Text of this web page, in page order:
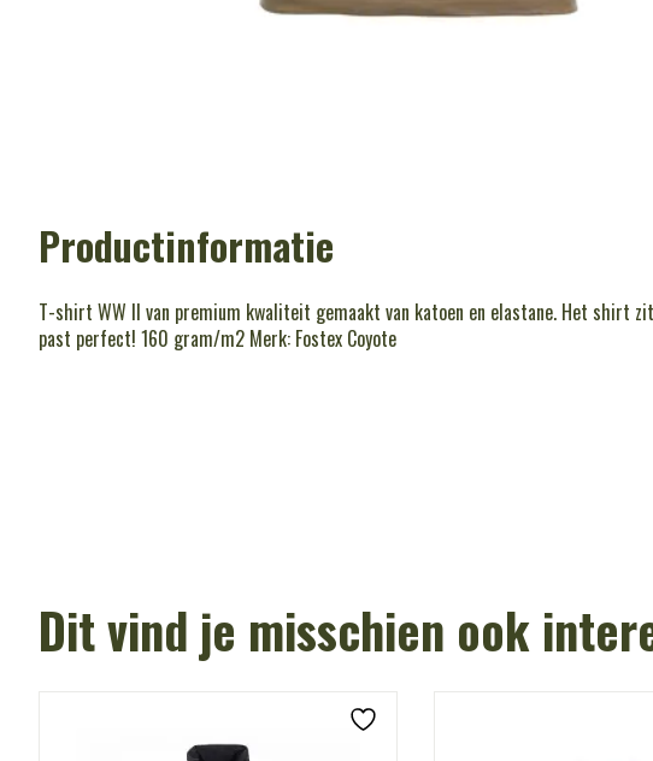
Productinformatie
T-shirt WW II van premium kwaliteit gemaakt van katoen en elastane. Het shirt
past perfect! 160 gram/m2 Merk: Fostex Coyote
Dit vind je misschien ook